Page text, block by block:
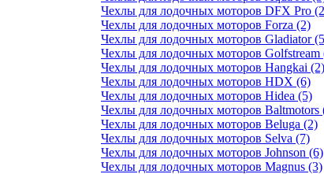
Чехлы для лодочных моторов DFX Pro
Чехлы для лодочных моторов Forza (2)
Чехлы для лодочных моторов Gladiator
Чехлы для лодочных моторов Golfstream
Чехлы для лодочных моторов Hangkai (2)
Чехлы для лодочных моторов HDX (6)
Чехлы для лодочных моторов Hidea (5)
Чехлы для лодочных моторов Baltmotors
Чехлы для лодочных моторов Beluga (2)
Чехлы для лодочных моторов Selva (7)
Чехлы для лодочных моторов Johnson (6)
Чехлы для лодочных моторов Magnus (3)